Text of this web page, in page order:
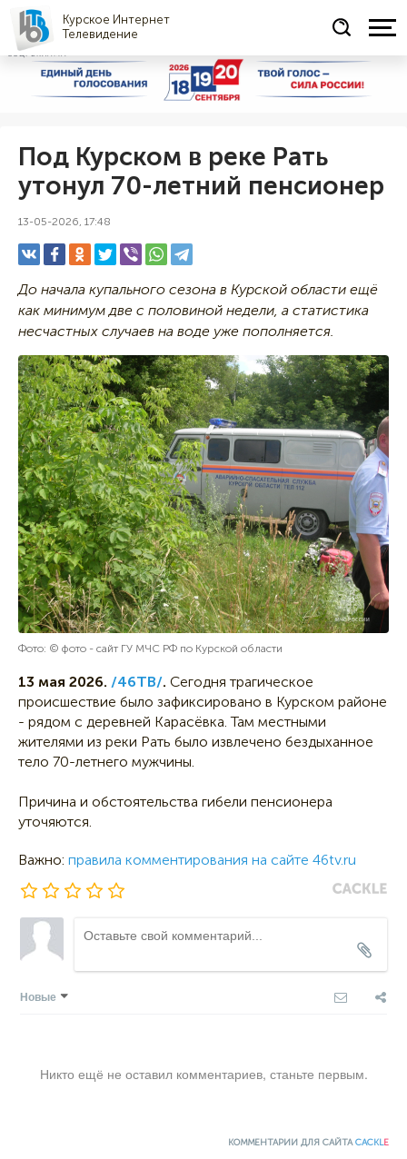
Курское Интернет
Телевидение
СОЦРЕКЛАМА
Под Курском в реке Рать
утонул 70-летний пенсионер
13-05-2026, 17:48
До начала купального сезона в Курской области ещё
как минимум две с половиной недели, а статистика
несчастных случаев на воде уже пополняется.
Фото: © фото - сайт ГУ МЧС РФ по Курской области
13 мая 2026. /46ТВ/. Сегодня трагическое
происшествие было зафиксировано в Курском районе
- рядом с деревней Карасёвка. Там местными
жителями из реки Рать было извлечено бездыханное
тело 70-летнего мужчины.
Причина и обстоятельства гибели пенсионера
уточяются.
Важно: правила комментирования на сайте 46tv.ru
Новые
Никто ещё не оставил комментариев, станьте первым.
КОММЕНТАРИИ ДЛЯ САЙТАCACKLE